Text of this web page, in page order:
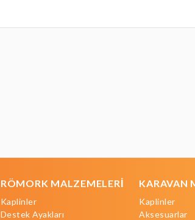
RÖMORK MALZEMELERİ
Kaplinler
Destek Ayakları
KARAVAN
Kaplinler
Aksesuarlar